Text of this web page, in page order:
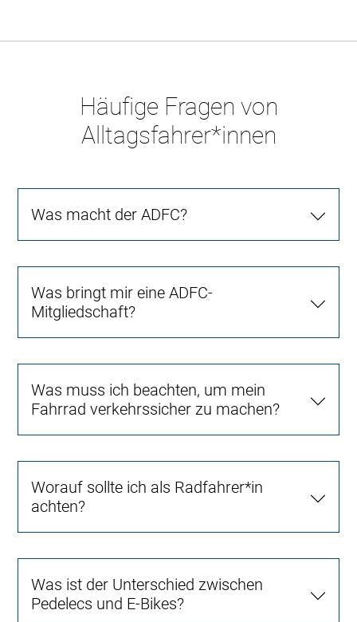
Häufige Fragen von
Alltagsfahrer*innen
Was macht der ADFC?
Was bringt mir eine ADFC-
Mitgliedschaft?
Was muss ich beachten, um mein
Fahrrad verkehrssicher zu machen?
Worauf sollte ich als Radfahrer*in
achten?
Was ist der Unterschied zwischen
Pedelecs und E-Bikes?